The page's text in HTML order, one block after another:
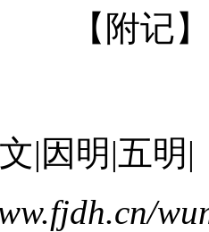
【附
|因明|五明|